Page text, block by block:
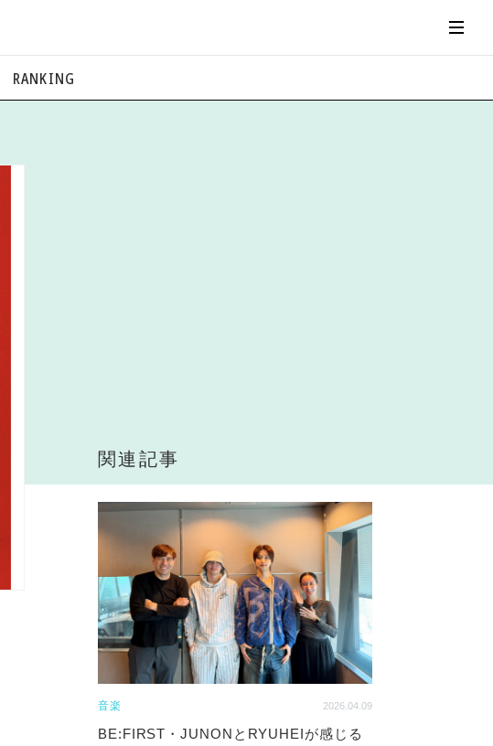
RANKING
関連記事
音楽 2026.04.09
BE:FIRST・JUNONとRYUHEIが感じる